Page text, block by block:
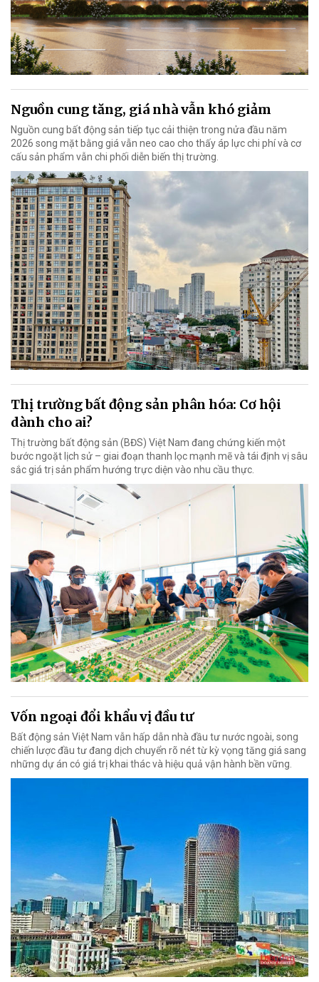
Nguồn cung tăng, giá nhà vẫn khó giảm
Nguồn cung bất động sản tiếp tục cải thiện trong nửa đầu năm
2026 song mặt bằng giá vẫn neo cao cho thấy áp lực chi phí và cơ
cấu sản phẩm vẫn chi phối diễn biến thị trường.
Thị trường bất động sản phân hóa: Cơ hội
dành cho ai?
Thị trường bất động sản (BĐS) Việt Nam đang chứng kiến một
bước ngoặt lịch sử – giai đoạn thanh lọc mạnh mẽ và tái định vị sâu
sắc giá trị sản phẩm hướng trực diện vào nhu cầu thực.
Vốn ngoại đổi khẩu vị đầu tư
Bất động sản Việt Nam vẫn hấp dẫn nhà đầu tư nước ngoài, song
chiến lược đầu tư đang dịch chuyển rõ nét từ kỳ vọng tăng giá sang
những dự án có giá trị khai thác và hiệu quả vận hành bền vững.